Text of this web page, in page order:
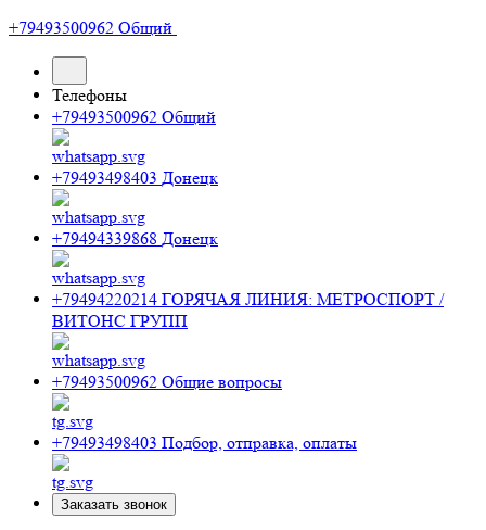
+79493500962 Общий
Телефоны
+79493500962 Общий
+79493498403 Донецк
+79494339868 Донецк
+79494220214 ГОРЯЧАЯ ЛИНИЯ: МЕТРОСПОРТ /
ВИТОНС ГРУПП
+79493500962 Общие вопросы
+79493498403 Подбор, отправка, оплаты
Заказать звонок